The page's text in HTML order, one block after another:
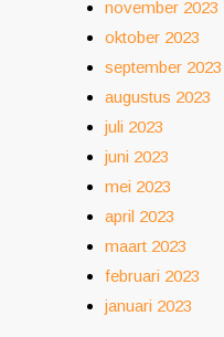
november 2023
oktober 2023
september 2023
augustus 2023
juli 2023
juni 2023
mei 2023
april 2023
maart 2023
februari 2023
januari 2023